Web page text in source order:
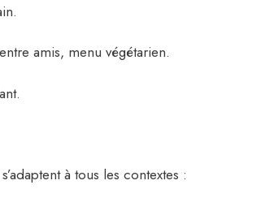
amis, menu végétarien.
à tous les contextes :